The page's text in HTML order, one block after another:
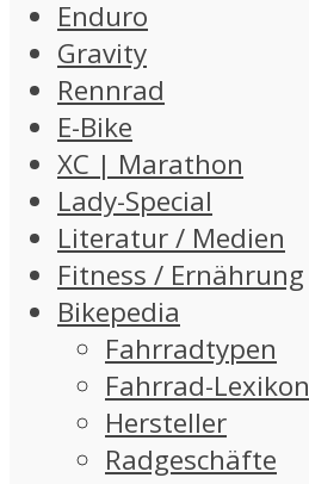
Enduro
Gravity
Rennrad
E-Bike
XC | Marathon
Lady-Special
Literatur / Medien
Fitness / Ernährung
Bikepedia
Fahrradtypen
Fahrrad-Lexikon
Hersteller
Radgeschäfte